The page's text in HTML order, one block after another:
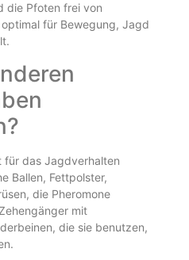
die Pfoten frei von
für Bewegung, Jagd
das Jagdverhalten
Ballen, Fettpolster,
die Pheromone
mit
die sie benutzen,